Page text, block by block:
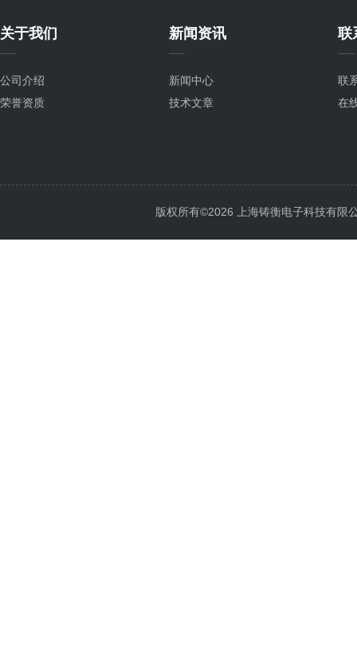
关于我们
公司介绍
荣誉资质
新闻资讯
新闻中心
技术文章
联
联
在
版权所有©2026 上海铸衡电子科技有